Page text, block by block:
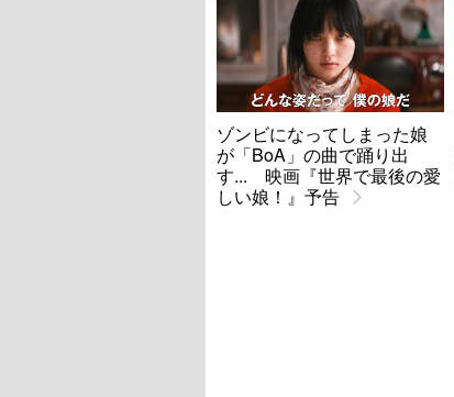
ゾンビになってしまった娘
が「BoA」の曲で踊り出
す... 映画『世界で最後の愛
しい娘！』予告